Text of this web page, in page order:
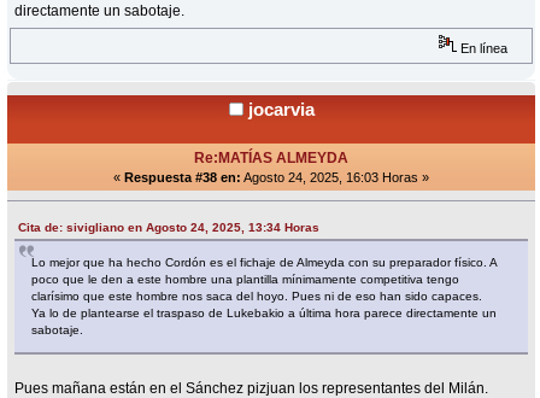
directamente un sabotaje.
En línea
jocarvia
Re:MATÍAS ALMEYDA
« Respuesta #38 en: Agosto 24, 2025, 16:03 Horas »
Cita de: sivigliano en Agosto 24, 2025, 13:34 Horas
Lo mejor que ha hecho Cordón es el fichaje de Almeyda con su preparador físico. A
poco que le den a este hombre una plantilla mínimamente competitiva tengo
clarísimo que este hombre nos saca del hoyo. Pues ni de eso han sido capaces.
Ya lo de plantearse el traspaso de Lukebakio a última hora parece directamente un
sabotaje.
Pues mañana están en el Sánchez pizjuan los representantes del Milán.